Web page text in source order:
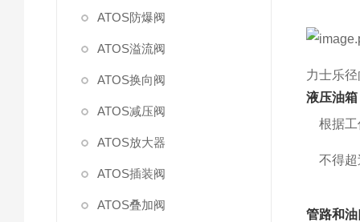
ATOS防爆阀
ATOS溢流阀
ATOS换向阀
ATOS减压阀
ATOS放大器
ATOS插装阀
ATOS叠加阀
力士乐
液压油箱
根据
不得
管路和油